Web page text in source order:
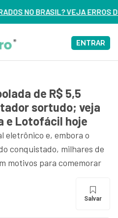
DE 3 DELES – ASSISTA AGORA
ENTRAR
de R$ 5,5
sortudo; veja
e Lotofácil hoje
eletrônico e, embora o
conquistado, milhares de
motivos para comemorar
Salvar